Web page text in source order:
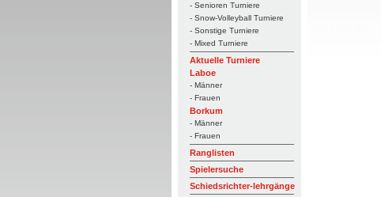
- Senioren Turniere
- Snow-Volleyball Turniere
- Sonstige Turniere
- Mixed Turniere
Aktuelle Turniere
Laboe
- Männer
- Frauen
Borkum
- Männer
- Frauen
Ranglisten
Spielersuche
Schiedsrichter-lehrgänge